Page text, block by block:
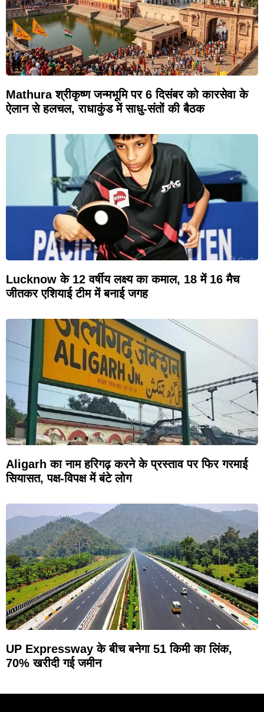
Mathura श्रीकृष्ण जन्मभूमि पर 6 दिसंबर को कारसेवा के
ऐलान से हलचल, राधाकुंड में साधु-संतों की बैठक
Lucknow के 12 वर्षीय लक्ष्य का कमाल, 18 में 16 मैच
जीतकर एशियाई टीम में बनाई जगह
Aligarh का नाम हरिगढ़ करने के प्रस्ताव पर फिर गरमाई
सियासत, पक्ष-विपक्ष में बंटे लोग
UP Expressway के बीच बनेगा 51 किमी का लिंक,
70% खरीदी गई जमीन